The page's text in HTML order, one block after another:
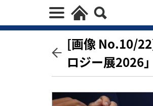
[画像 No.10/
ロジー展2026